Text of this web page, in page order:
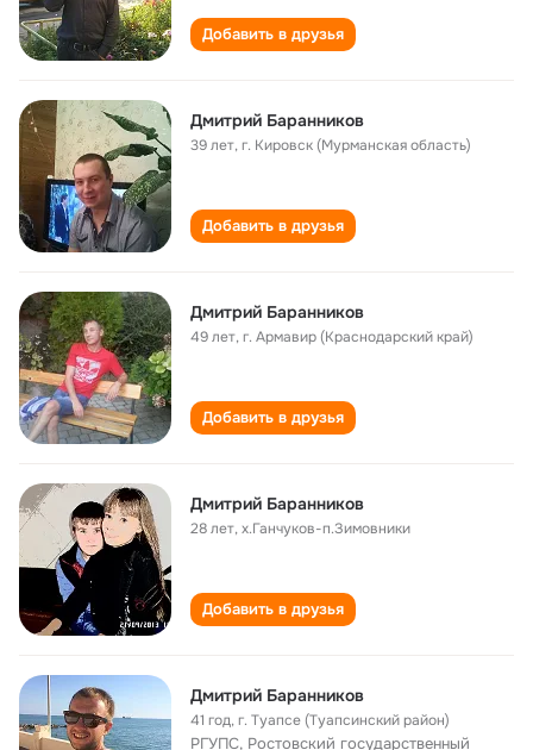
Добавить в друзья
Дмитрий Баранников
39 лет,г. Кировск (Мурманская область)
Добавить в друзья
Дмитрий Баранников
49 лет,г. Армавир (Краснодарский край)
Добавить в друзья
Дмитрий Баранников
28 лет,х.Ганчуков-п.Зимовники
Добавить в друзья
Дмитрий Баранников
41 год,г. Туапсе (Туапсинский район)
РГУПС, Ростовский государственный